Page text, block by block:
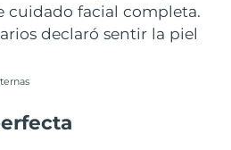
cuidado facial completa.
declaró sentir la piel
Entrega prevista8/11/26